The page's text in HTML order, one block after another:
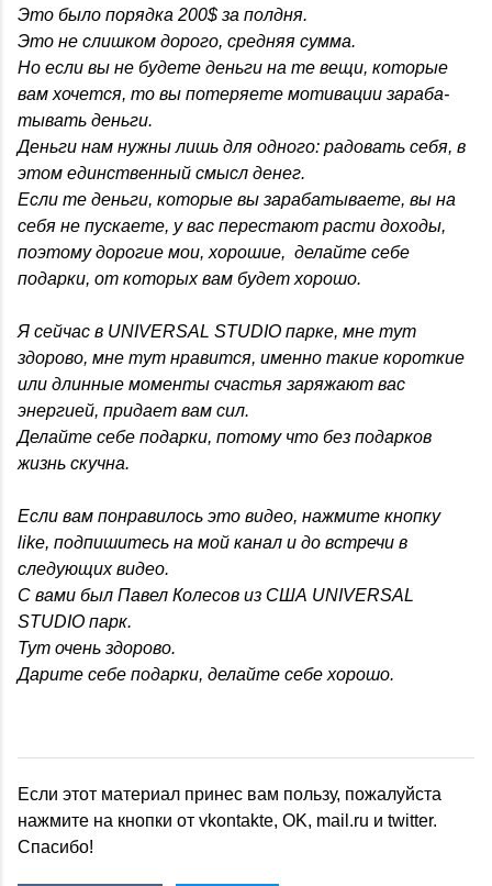
Это было порядка 200$ за полдня.
Это не слишком дорого, средняя сумма.
Но если вы не будете деньги на те вещи, которые
вам хочется, то вы потеряете мотивации зараба-
тывать деньги.
Деньги нам нужны лишь для одного: радовать себя, в
этом единственный смысл денег.
Если те деньги, которые вы зарабатываете, вы на
себя не пускаете, у вас перестают расти доходы,
поэтому дорогие мои, хорошие, делайте себе
подарки, от которых вам будет хорошо.
Я сейчас в UNIVERSAL STUDIO парке, мне тут
здорово, мне тут нравится, именно такие короткие
или длинные моменты счастья заряжают вас
энергией, придает вам сил.
Делайте себе подарки, потому что без подарков
жизнь скучна.
Если вам понравилось это видео, нажмите кнопку
like, подпишитесь на мой канал и до встречи в
следующих видео.
С вами был Павел Колесов из США UNIVERSAL
STUDIO парк.
Тут очень здорово.
Дарите себе подарки, делайте себе хорошо.
Если этот материал принес вам пользу, пожалуйста
нажмите на кнопки от vkontakte, OK, mail.ru и twitter.
Спасибо!